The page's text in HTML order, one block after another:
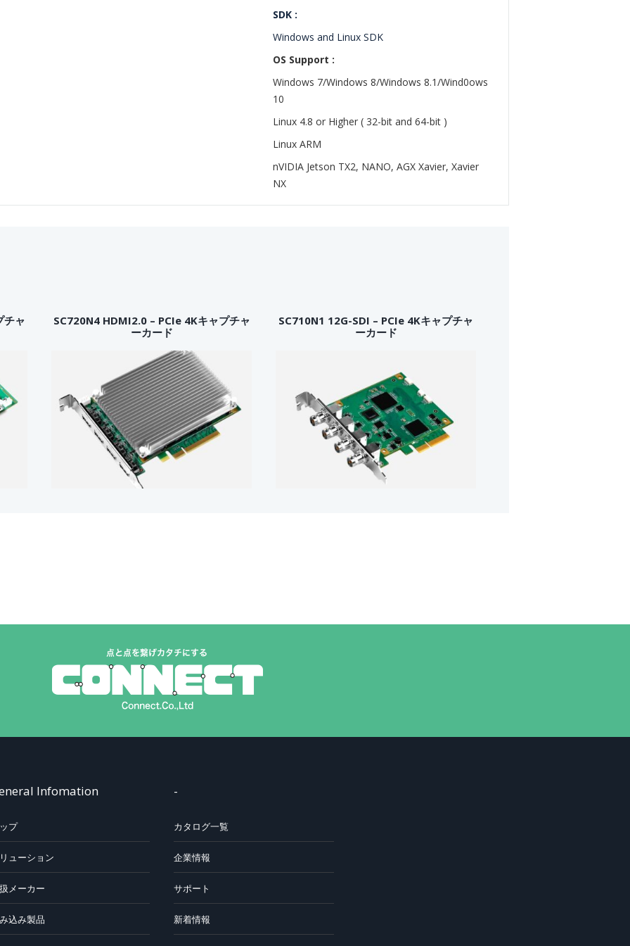
SDK :
Windows and Linux SDK
OS Support :
Windows 7/Windows 8/Windows 8.1/Wind0ows
10
Linux 4.8 or Higher ( 32-bit and 64-bit )
Linux ARM
nVIDIA Jetson TX2, NANO, AGX Xavier, Xavier
NX
チャ
SC720N4 HDMI2.0 – PCIe 4Kキャプチャ
ーカード
SC710N1 12G-SDI – PCIe 4Kキャプチャ
ーカード
Infomation
プ
ューション
メーカー
込み製品
-
カタログ一覧
企業情報
サポート
新着情報